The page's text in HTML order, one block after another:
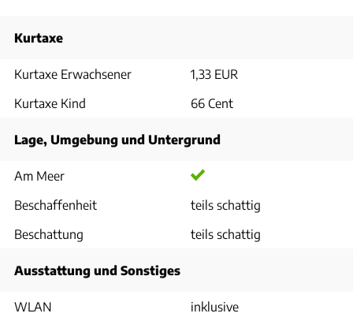
Kurtaxe
Kurtaxe Erwachsener
1,33 EUR
Kurtaxe Kind
66 Cent
Lage, Umgebung und Untergrund
Am Meer
Beschaffenheit
teils schattig
Beschattung
teils schattig
Ausstattung und Sonstiges
WLAN
inklusive